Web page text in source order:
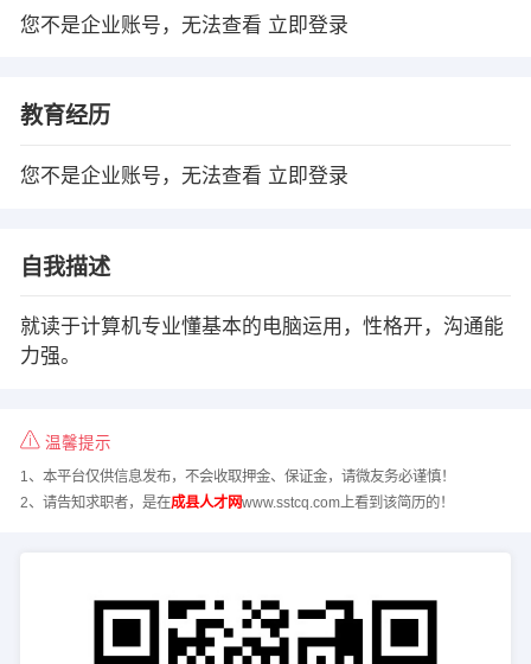
您不是企业账号，无法查看 立即登录
教育经历
您不是企业账号，无法查看 立即登录
自我描述
就读于计算机专业懂基本的电脑运用，性格开，沟通能
力强。
温馨提示
1、本平台仅供信息发布，不会收取押金、保证金，请微友务必谨慎！
2、请告知求职者，是在成县人才网www.sstcq.com上看到该简历的！